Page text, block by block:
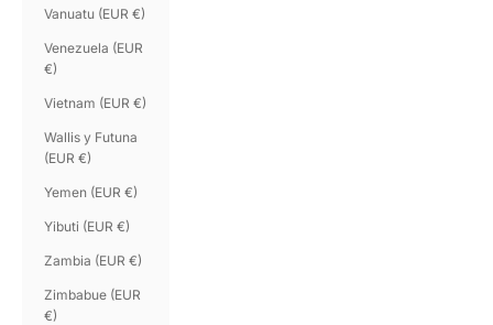
Vanuatu (EUR €)
Venezuela (EUR
€)
Vietnam (EUR €)
Wallis y Futuna
(EUR €)
Yemen (EUR €)
Yibuti (EUR €)
Zambia (EUR €)
Zimbabue (EUR
€)